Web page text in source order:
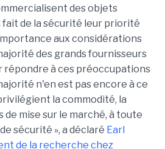
des objets
de la sécurité leur priorité
aux considérations
des grands fournisseurs
à ces préoccupations
n'en est pas encore à ce
la commodité, la
mise sur le marché, à toute
sécurité », a déclaré Earl
de la recherche chez